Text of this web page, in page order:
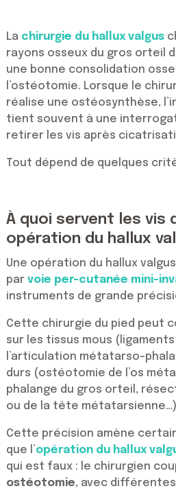
La chirurgie du hallux valgus
rayons osseux du gros orteil
une bonne consolidation
l’ostéotomie. Lorsque le
réalise une ostéosynthèse,
tient souvent à une
retirer les vis après
Tout dépend de quelques
À quoi servent les vis
opération du hallux
Une opération du hallux
par voie per-cutanée mini-
instruments de grande
Cette chirurgie du pied peut
sur les tissus mous
l’articulation métatarso-
durs (ostéotomie de l’os
phalange du gros orteil,
ou de la tête
Cette précision amène
que l’opération du hallux
qui est faux : le chirurgien
ostéotomie, avec